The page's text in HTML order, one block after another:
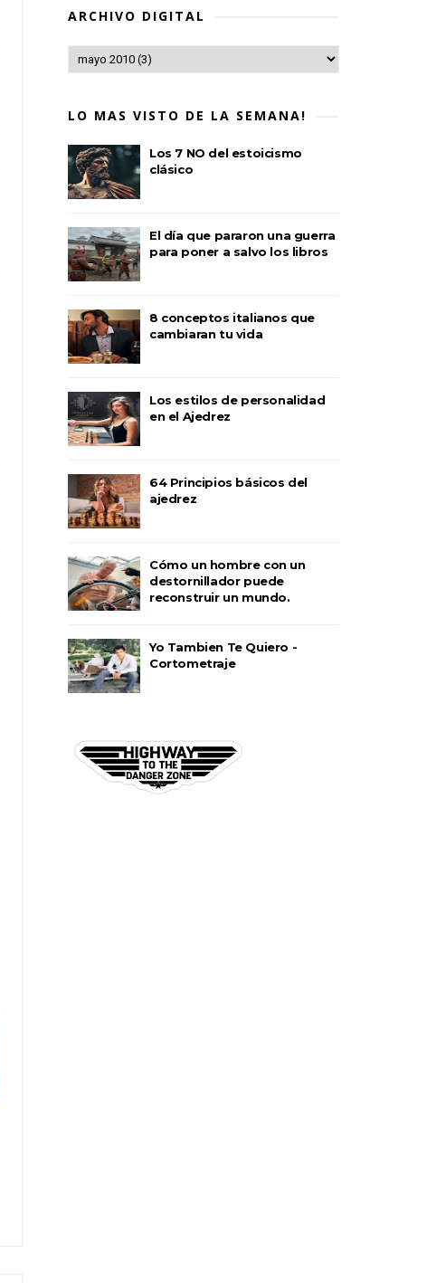
ARCHIVO DIGITAL
LO MAS VISTO DE LA SEMANA!
Los 7 NO del estoicismo
clásico
El día que pararon una guerra
para poner a salvo los libros
8 conceptos italianos que
cambiaran tu vida
Los estilos de personalidad
en el Ajedrez
64 Principios básicos del
ajedrez
Cómo un hombre con un
destornillador puede
reconstruir un mundo.
Yo Tambien Te Quiero -
Cortometraje